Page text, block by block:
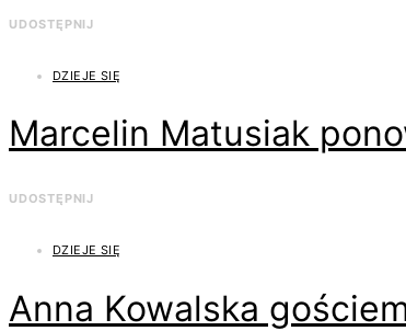
UDOSTĘPNIJ
DZIEJE SIĘ
Marcelin Matusiak
UDOSTĘPNIJ
DZIEJE SIĘ
Anna Kowalska